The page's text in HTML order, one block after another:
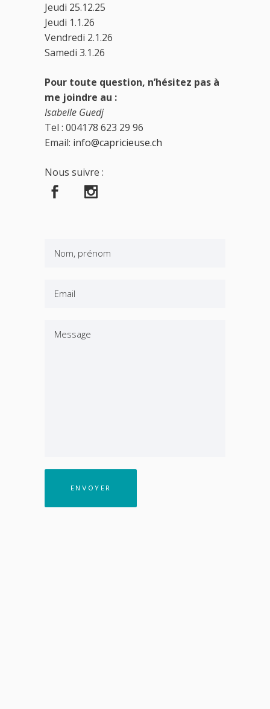
Jeudi 25.12.25
Jeudi 1.1.26
Vendredi 2.1.26
Samedi 3.1.26
Pour toute question, n’hésitez pas à
me joindre au :
Isabelle Guedj
Tel : 004178 623 29 96
Email: info@capricieuse.ch
Nous suivre :